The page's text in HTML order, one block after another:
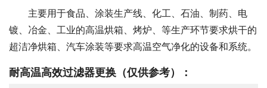
主要用于食品、涂装生产线、化工、石油、制药、电
镀、冶金、工业的高温烘箱、烤炉、等生产环节要求烘干的
超洁净烘箱、汽车涂装等要求高温空气净化的设备和系统。
耐高温高效过滤器更换 （仅供参考）：